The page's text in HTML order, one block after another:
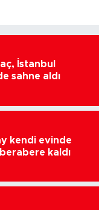
İstanbul
sahne aldı
kendi evinde
kaldı